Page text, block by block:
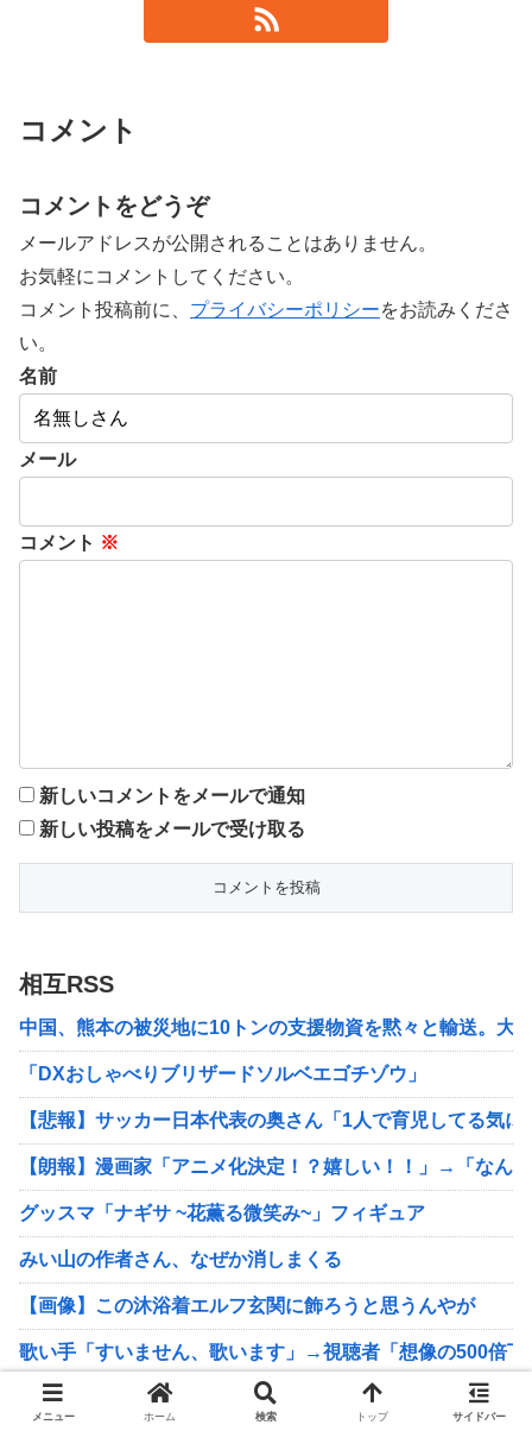
コメント
コメントをどうぞ
メールアドレスが公開されることはありません。
お気軽にコメントしてください。
コメント投稿前に、 プライバシーポリシーをお読みくださ
い。
名前
メール
コメント ※
新しいコメントをメールで通知
新しい投稿をメールで受け取る
相互RSS
中国、熊本の被災地に10トンの支援物資を黙々と輸送。大
「DXおしゃべりブリザードソルベエゴチゾウ」
【悲報】サッカー日本代表の奥さん「1人で育児してる気
【朗報】漫画家「アニメ化決定！？嬉しい！！」→「な
グッスマ「ナギサ ~花薫る微笑み~」フィギュア
みい山の作者さん、なぜか消しまくる
【画像】この沐浴着エルフ玄関に飾ろうと思うんやが
歌い手「すいません、歌います」→視聴者「想像の500倍
【仮面ライダー電王】ウラタロス、嘘つきだけど意外と常
メニュー ホーム 検索 トップ サイドバー